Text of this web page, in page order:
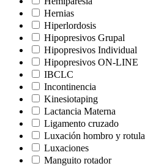
Hernias
Hiperlordosis
Hipopresivos Grupal
Hipopresivos Individual
Hipopresivos ON-LINE
IBCLC
Incontinencia
Kinesiotaping
Lactancia Materna
Ligamento cruzado
Luxación hombro y rotula
Luxaciones
Manguito rotador